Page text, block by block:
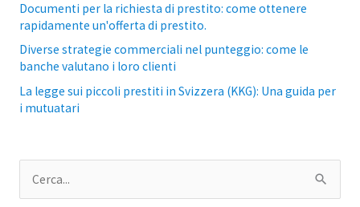
Documenti per la richiesta di prestito: come ottenere
rapidamente un'offerta di prestito.
Diverse strategie commerciali nel punteggio: come le
banche valutano i loro clienti
La legge sui piccoli prestiti in Svizzera (KKG): Una guida per
i mutuatari
e